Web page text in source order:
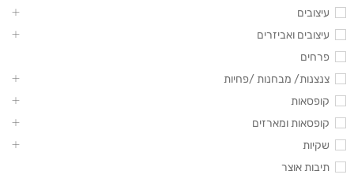
עיצובים
עיצובים ואביזרים
פרחים
צנצנות/ מבחנות /פחיות
קופסאות
קופסאות ומארזים
שקיות
תיבות אוצר